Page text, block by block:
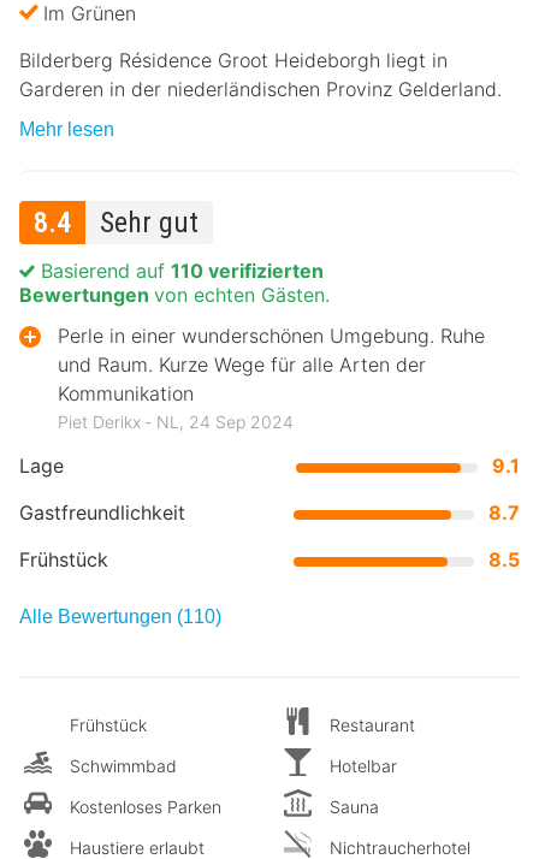
Im Grünen
Bilderberg Résidence Groot Heideborgh liegt in
Garderen in der niederländischen Provinz Gelderland.
Mehr lesen
8.4 Sehr gut
Lage
9.1
Gastfreundlichkeit
8.7
Frühstück
8.5
Basierend auf 110 verifizierten
Bewertungen von echten Gästen.
Perle in einer wunderschönen Umgebung. Ruhe
und Raum. Kurze Wege für alle Arten der
Kommunikation
Piet Derikx ‐ NL, 24 Sep 2024
Alle Bewertungen (110)
Frühstück
Schwimmbad
Kostenloses Parken
Haustiere erlaubt
Restaurant
Hotelbar
Sauna
Nichtraucherhotel